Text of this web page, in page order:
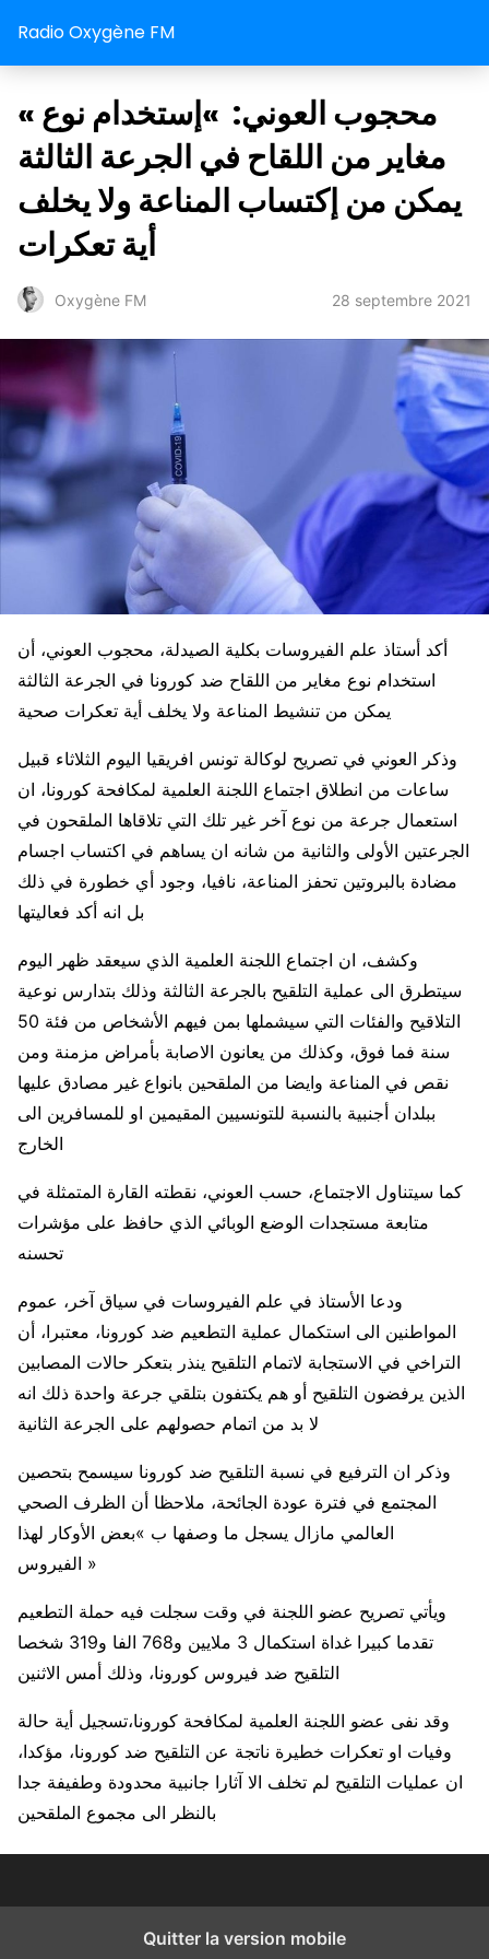
Radio Oxygène FM
« محجوب العوني: »إستخدام نوع
مغاير من اللقاح في الجرعة الثالثة
يمكن من إكتساب المناعة ولا يخلف
أية تعكرات
Oxygène FM 28 septembre 2021
أكد أستاذ علم الفيروسات بكلية الصيدلة، محجوب العوني، أن
استخدام نوع مغاير من اللقاح ضد كورونا في الجرعة الثالثة
يمكن من تنشيط المناعة ولا يخلف أية تعكرات صحية
وذكر العوني في تصريح لوكالة تونس افريقيا اليوم الثلاثاء قبيل
ساعات من انطلاق اجتماع اللجنة العلمية لمكافحة كورونا، ان
استعمال جرعة من نوع آخر غير تلك التي تلاقاها الملقحون في
الجرعتين الأولى والثانية من شانه ان يساهم في اكتساب اجسام
مضادة بالبروتين تحفز المناعة، نافيا، وجود أي خطورة في ذلك
بل انه أكد فعاليتها
وكشف، ان اجتماع اللجنة العلمية الذي سيعقد ظهر اليوم
سيتطرق الى عملية التلقيح بالجرعة الثالثة وذلك بتدارس نوعية
التلاقيح والفئات التي سيشملها بمن فيهم الأشخاص من فئة 50
سنة فما فوق، وكذلك من يعانون الاصابة بأمراض مزمنة ومن
نقص في المناعة وايضا من الملقحين بانواع غير مصادق عليها
ببلدان أجنبية بالنسبة للتونسيين المقيمين او للمسافرين الى
الخارج
كما سيتناول الاجتماع، حسب العوني، نقطته القارة المتمثلة في
متابعة مستجدات الوضع الوبائي الذي حافظ على مؤشرات
تحسنه
ودعا الأستاذ في علم الفيروسات في سياق آخر، عموم
المواطنين الى استكمال عملية التطعيم ضد كورونا، معتبرا، أن
التراخي في الاستجابة لاتمام التلقيح ينذر بتعكر حالات المصابين
الذين يرفضون التلقيح أو هم يكتفون بتلقي جرعة واحدة ذلك انه
لا بد من اتمام حصولهم على الجرعة الثانية
وذكر ان الترفيع في نسبة التلقيح ضد كورونا سيسمح بتحصين
المجتمع في فترة عودة الجائحة، ملاحظا أن الظرف الصحي
العالمي مازال يسجل ما وصفها ب »بعض الأوكار لهذا
الفيروس »
ويأتي تصريح عضو اللجنة في وقت سجلت فيه حملة التطعيم
تقدما كبيرا غداة استكمال 3 ملايين و768 الفا و319 شخصا
التلقيح ضد فيروس كورونا، وذلك أمس الاثنين
وقد نفى عضو اللجنة العلمية لمكافحة كورونا،تسجيل أية حالة
وفيات او تعكرات خطيرة ناتجة عن التلقيح ضد كورونا، مؤكدا،
ان عمليات التلقيح لم تخلف الا آثارا جانبية محدودة وطفيفة جدا
بالنظر الى مجموع الملقحين
Quitter la version mobile